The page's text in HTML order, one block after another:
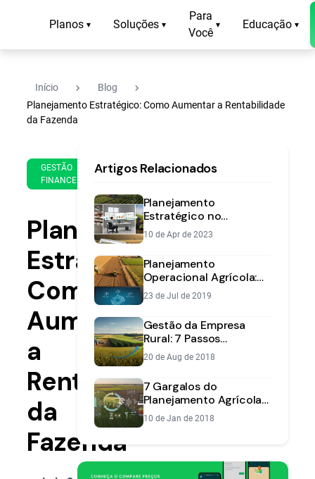
Planos ▾ Soluções ▾
Para
Você
▾ Educação ▾
Início navigate_next Blog navigate_next
Planejamento Estratégico: Como Aumentar a Rentabilidade
da Fazenda
GESTÃO
FINANCEIRA
Dec
2018
min
Planejamento
Estratégico:
Como
Aumentar
a
Rentabilidade
da
Fazenda
Artigos Relacionados
Planejamento
Estratégico no
Agronegócio: O Guia
Completo para Sua
Fazenda
10 de Apr de 2023
Planejamento
Operacional Agrícola:
Guia para Organizar sua
Fazenda
23 de Jul de 2019
Gestão da Empresa
Rural: 7 Passos
Essenciais para
Aumentar a
Lucratividade
20 de Aug de 2018
7 Gargalos do
Planejamento Agrícola
que Prejudicam sua
Rentabilidade
10 de Jan de 2018